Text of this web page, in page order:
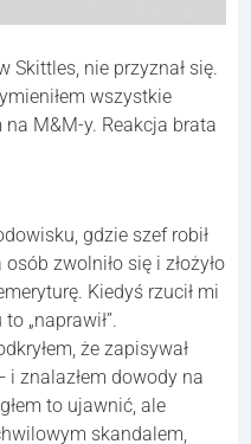
Skittles, nie przyznał się.
wszystkie
M&M-y. Reakcja brata
gdzie szef robił
zwolniło się i złożyło
Kiedyś rzucił mi
„naprawił”.
że zapisywał
znalazłem dowody na
to ujawnić, ale
skandalem,